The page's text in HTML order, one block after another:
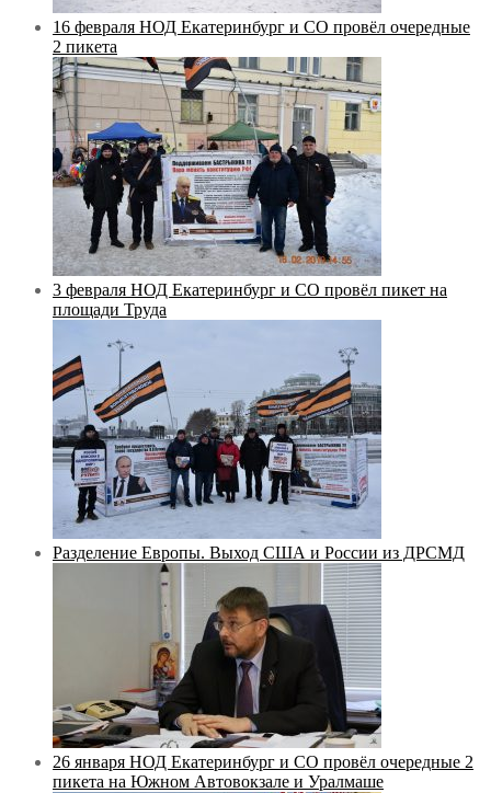
16 февраля НОД Екатеринбург и СО провёл очередные
2 пикета
3 февраля НОД Екатеринбург и СО провёл пикет на
площади Труда
Разделение Европы. Выход США и России из ДРСМД
26 января НОД Екатеринбург и СО провёл очередные 2
пикета на Южном Автовокзале и Уралмаше